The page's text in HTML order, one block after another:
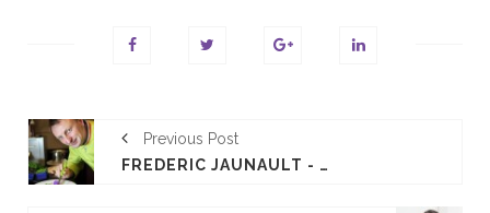
Previous Post
FREDERIC JAUNAULT - SARBATOAREA GUSTULUI